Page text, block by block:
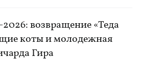
возвращение «Теда
коты и молодежная
Гира